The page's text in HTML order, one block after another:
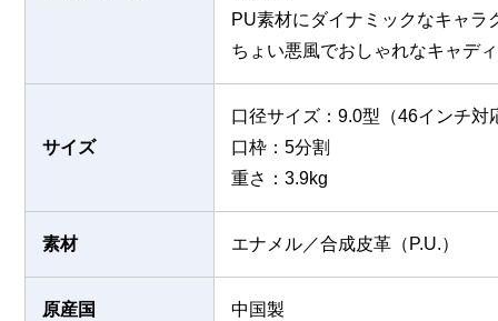
PU素材にダイナミックなキャラ
ちょい悪風でおしゃれなキャデ
サイズ
口径サイズ：9.0型（46インチ対
口枠：5分割
重さ：3.9kg
素材 エナメル／合成皮革（P.U.）
原産国 中国製